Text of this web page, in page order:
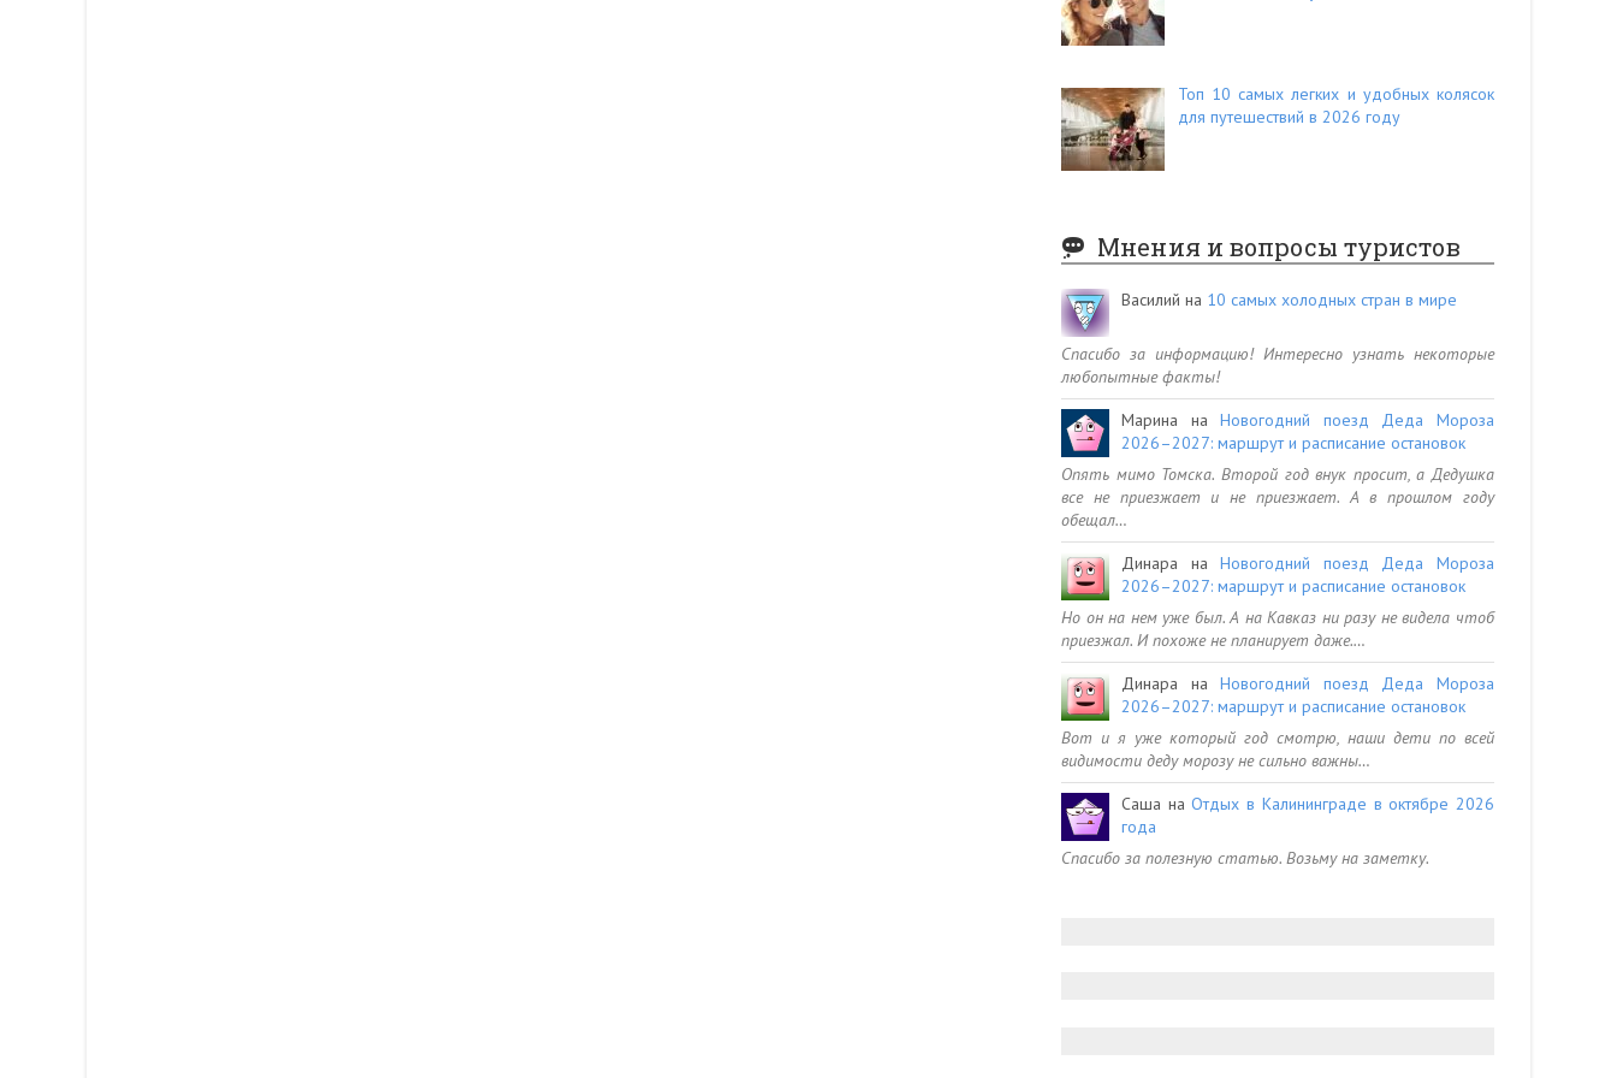
Топ 10 самых легких и удобных колясок
для путешествий в 2026 году
Мнения и вопросы туристов
Василий на 10 самых холодных стран в мире
Спасибо за информацию! Интересно узнать некоторые
любопытные факты!
Марина наНовогодний поезд Деда Мороза
2026–2027: маршрут и расписание остановок
Опять мимо Томска. Второй год внук просит, а Дедушка
все не приезжает и не приезжает. А в прошлом году
обещал…
Динара наНовогодний поезд Деда Мороза
2026–2027: маршрут и расписание остановок
Но он на нем уже был. А на Кавказ ни разу не видела чтоб
приезжал. И похоже не планирует даже.…
Динара наНовогодний поезд Деда Мороза
2026–2027: маршрут и расписание остановок
Вот и я уже который год смотрю, наши дети по всей
видимости деду морозу не сильно важны…
Саша наОтдых в Калининграде в октябре 2026
года
Спасибо за полезную статью. Возьму на заметку.